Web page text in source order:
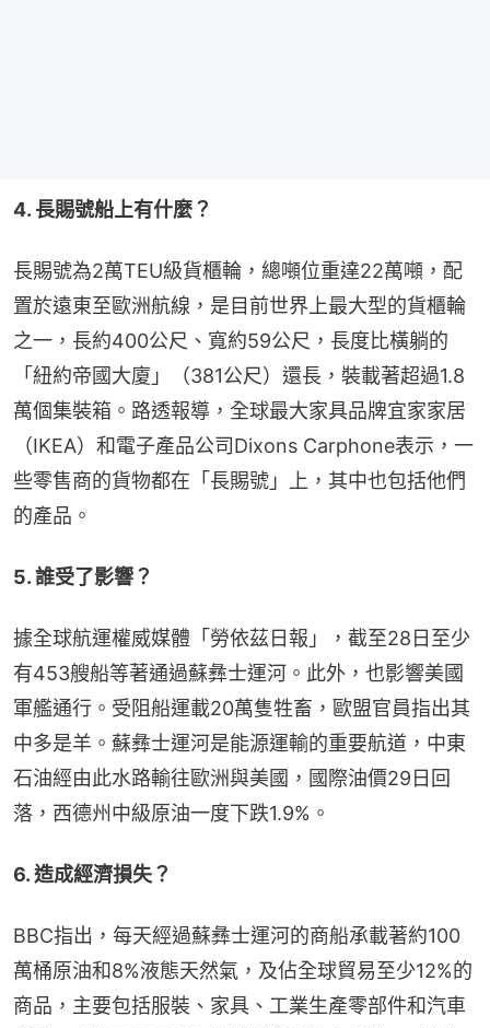
4. 長賜號船上有什麼？
長賜號為2萬TEU級貨櫃輪，總噸位重達22萬噸，配
置於遠東至歐洲航線，是目前世界上最大型的貨櫃輪
之一，長約400公尺、寬約59公尺，長度比橫躺的
「紐約帝國大廈」（381公尺）還長，裝載著超過1.8
萬個集裝箱。路透報導，全球最大家具品牌宜家家居
（IKEA）和電子產品公司Dixons Carphone表示，一
些零售商的貨物都在「長賜號」上，其中也包括他們
的產品。
5. 誰受了影響？
據全球航運權威媒體「勞依茲日報」，截至28日至少
有453艘船等著通過蘇彝士運河。此外，也影響美國
軍艦通行。受阻船運載20萬隻牲畜，歐盟官員指出其
中多是羊。蘇彝士運河是能源運輸的重要航道，中東
石油經由此水路輸往歐洲與美國，國際油價29日回
落，西德州中級原油一度下跌1.9%。
6. 造成經濟損失？
BBC指出，每天經過蘇彝士運河的商船承載著約100
萬桶原油和8%液態天然氣，及佔全球貿易至少12%的
商品，主要包括服裝、家具、工業生產零部件和汽車